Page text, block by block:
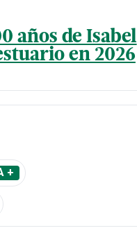
años de Isabel
en 2026
+